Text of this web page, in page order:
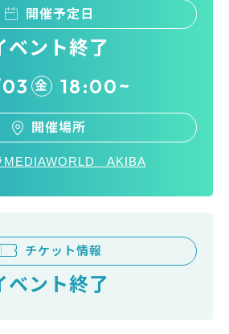
開催予定日
ベント終了
金 18:00~
開催場所
MEDIAWORLD AKIBA
チケット情報
ベント終了